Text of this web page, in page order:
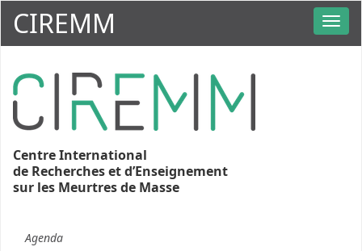
CIREMM
Centre International
de Recherches et d’Enseignement
sur les Meurtres de Masse
Agenda